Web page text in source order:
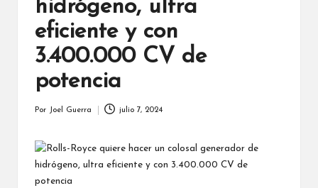
hidrógeno, ultra
eficiente y con
3.400.000 CV de
potencia
Por Joel Guerra julio 7, 2024